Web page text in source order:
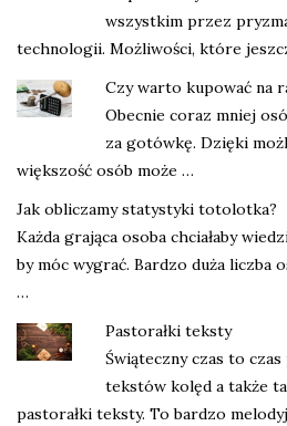
wszystkim przez
technologii. Możliwości, które
Czy warto kupować na
Obecnie coraz mniej
za gotówkę. Dzięki
większość osób może …
Jak obliczamy statystyki totolotka?
Każda grająca osoba chciałaby
by móc wygrać. Bardzo duża liczba
…
Pastorałki teksty
Świąteczny czas to
tekstów kolęd a także
pastorałki teksty. To bardzo